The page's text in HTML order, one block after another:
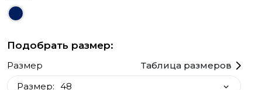
Подобрать размер:
Размер
Таблица размеров
Размер: 48